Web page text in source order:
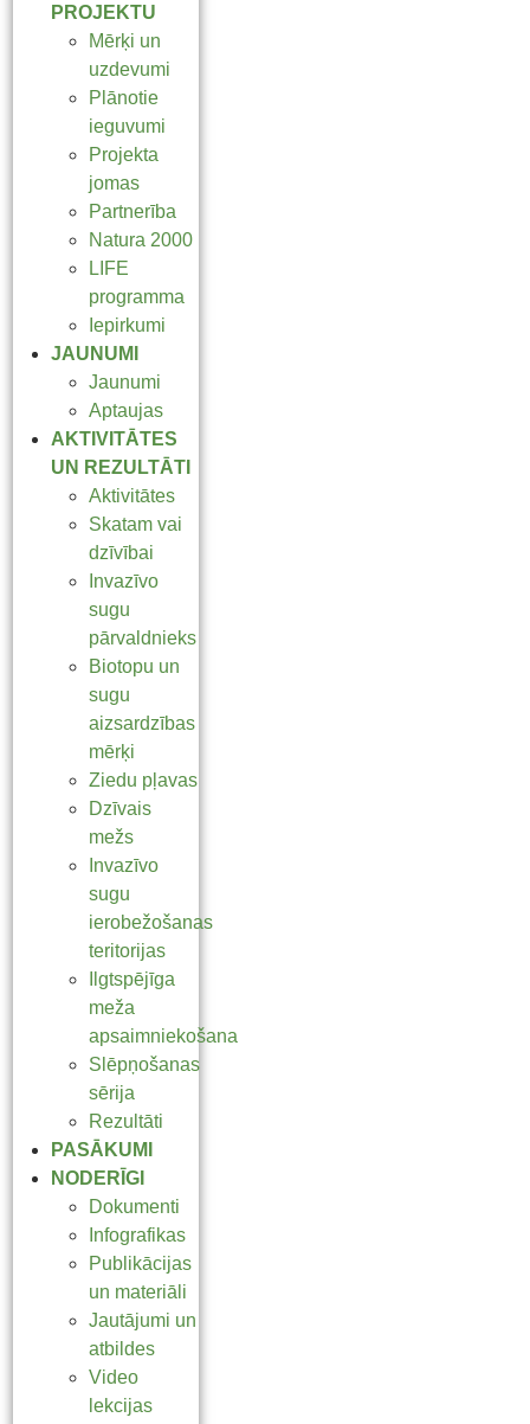
PROJEKTU
Mērķi un
uzdevumi
Plānotie
ieguvumi
Projekta
jomas
Partnerība
Natura 2000
LIFE
programma
Iepirkumi
JAUNUMI
Jaunumi
Aptaujas
AKTIVITĀTES
UN REZULTĀTI
Aktivitātes
Skatam vai
dzīvībai
Invazīvo
sugu
pārvaldnieks
Biotopu un
sugu
aizsardzības
mērķi
Ziedu pļavas
Dzīvais
mežs
Invazīvo
sugu
ierobežošanas
teritorijas
Ilgtspējīga
meža
apsaimniekošana
Slēpņošanas
sērija
Rezultāti
PASĀKUMI
NODERĪGI
Dokumenti
Infografikas
Publikācijas
un materiāli
Jautājumi un
atbildes
Video
lekcijas